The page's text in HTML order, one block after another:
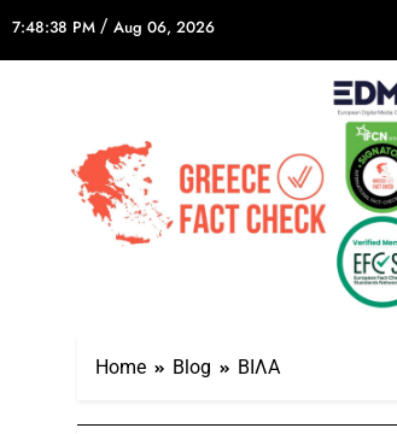
7:48:38 PM / Aug 06, 2026
Home Blog ΒΙΛΑ